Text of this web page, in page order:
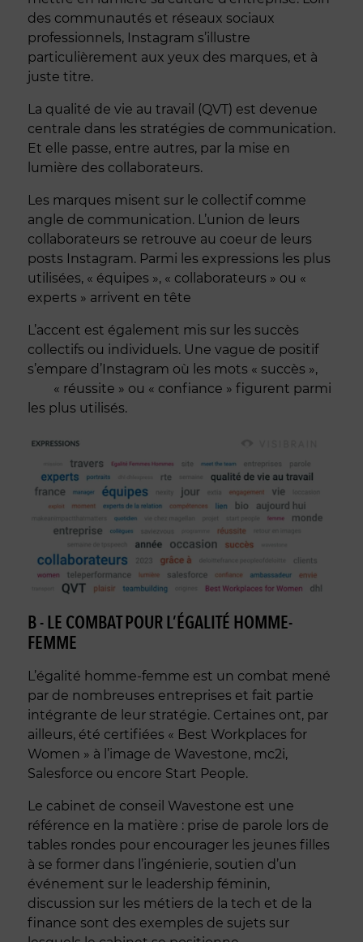
des communautés et réseaux sociaux
professionnels, Instagram s’illustre
particulièrement aux yeux des marques, et à
juste titre.
La qualité de vie au travail (QVT) est devenue
centrale dans les stratégies de communication.
Et elle passe, entre autres, par la mise en
lumière des collaborateurs.
Les marques misent sur le collectif comme
angle de communication. L’union de leurs
collaborateurs se retrouve au coeur de leurs
posts Instagram. Parmi les expressions les plus
utilisées, « équipes », « collaborateurs » ou «
experts » arrivent en tête
L’accent est également mis sur les succès
collectifs ou individuels. Une vague de positif
s’empare d’Instagram où les mots « succès »,
« réussite » ou « confiance » figurent parmi
les plus utilisés.
B - LE COMBAT POUR L’ÉGALITÉ HOMME-
FEMME
L’égalité homme-femme est un combat mené
par de nombreuses entreprises et fait partie
intégrante de leur stratégie. Certaines ont, par
ailleurs, été certifiées « Best Workplaces for
Women » à l’image de Wavestone, mc2i,
Salesforce ou encore Start People.
Le cabinet de conseil Wavestone est une
référence en la matière : prise de parole lors de
tables rondes pour encourager les jeunes filles
à se former dans l’ingénierie, soutien d’un
événement sur le leadership féminin,
discussion sur les métiers de la tech et de la
finance sont des exemples de sujets sur